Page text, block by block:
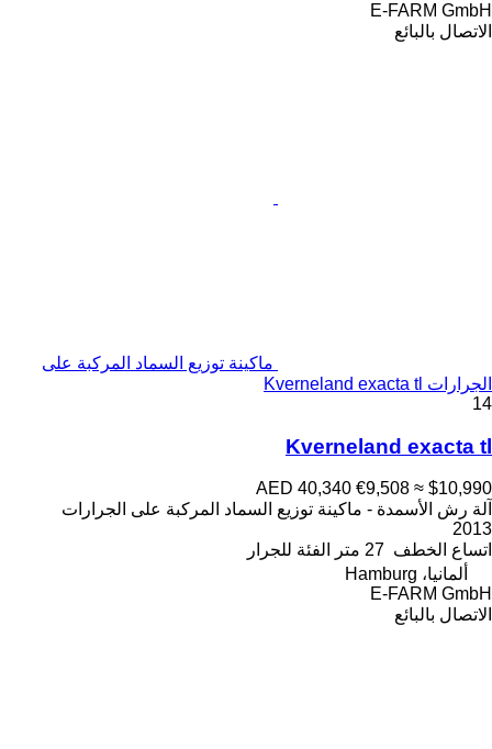
E-FARM GmbH
الاتصال بالبائع
ماكينة توزيع السماد المركبة على
الجرارات Kverneland exacta tl
14
Kverneland exacta tl
AED 40,340 €9,508 ≈ $10,990
آلة رش الأسمدة - ماكينة توزيع السماد المركبة على الجرارات
2013
اتساع الخطف 27 متر الفئة للجرار
ألمانيا، Hamburg
E-FARM GmbH
الاتصال بالبائع